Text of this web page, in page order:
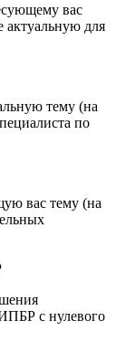
вас
для
тему (на
по
вас тему (на
с нулевого